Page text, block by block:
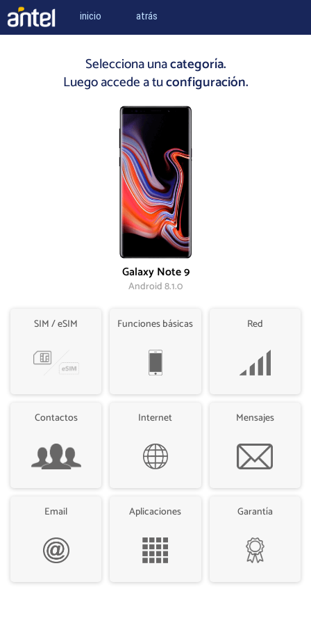
inicio atrás
Selecciona unacategoría.
Luego accede a tuconfiguración.
Galaxy Note 9
Android 8.1.0
SIM / eSIM Funciones básicas Red
Contactos Internet Mensajes
Email Aplicaciones Garantía